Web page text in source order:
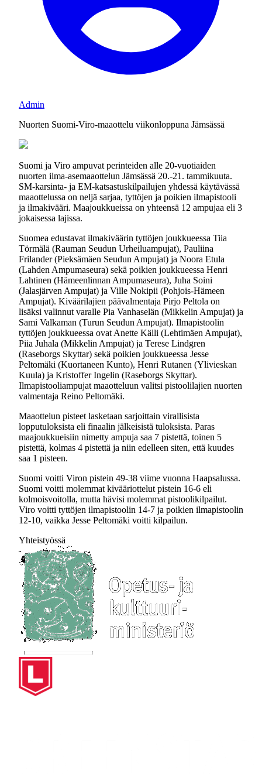
Admin
Nuorten Suomi-Viro-maaottelu viikonloppuna Jämsässä
Suomi ja Viro ampuvat perinteiden alle 20-vuotiaiden
nuorten ilma-asemaaottelun Jämsässä 20.-21. tammikuuta.
SM-karsinta- ja EM-katsastuskilpailujen yhdessä käytävässä
maaottelussa on neljä sarjaa, tyttöjen ja poikien ilmapistooli
ja ilmakivääri. Maajoukkueissa on yhteensä 12 ampujaa eli 3
jokaisessa lajissa.
Suomea edustavat ilmakiväärin tyttöjen joukkueessa Tiia
Törmälä (Rauman Seudun Urheiluampujat), Pauliina
Frilander (Pieksämäen Seudun Ampujat) ja Noora Etula
(Lahden Ampumaseura) sekä poikien joukkueessa Henri
Lahtinen (Hämeenlinnan Ampumaseura), Juha Soini
(Jalasjärven Ampujat) ja Ville Nokipii (Pohjois-Hämeen
Ampujat). Kiväärilajien päävalmentaja Pirjo Peltola on
lisäksi valinnut varalle Pia Vanhaselän (Mikkelin Ampujat) ja
Sami Valkaman (Turun Seudun Ampujat). Ilmapistoolin
tyttöjen joukkueessa ovat Anette Källi (Lehtimäen Ampujat),
Piia Juhala (Mikkelin Ampujat) ja Terese Lindgren
(Raseborgs Skyttar) sekä poikien joukkueessa Jesse
Peltomäki (Kuortaneen Kunto), Henri Rutanen (Ylivieskan
Kuula) ja Kristoffer Ingelin (Raseborgs Skyttar).
Ilmapistooliampujat maaotteluun valitsi pistoolilajien nuorten
valmentaja Reino Peltomäki.
Maaottelun pisteet lasketaan sarjoittain virallisista
lopputuloksista eli finaalin jälkeisistä tuloksista. Paras
maajoukkueisiin nimetty ampuja saa 7 pistettä, toinen 5
pistettä, kolmas 4 pistettä ja niin edelleen siten, että kuudes
saa 1 pisteen.
Suomi voitti Viron pistein 49-38 viime vuonna Haapsalussa.
Suomi voitti molemmat kivääriottelut pistein 16-6 eli
kolmoisvoitolla, mutta hävisi molemmat pistoolikilpailut.
Viro voitti tyttöjen ilmapistoolin 14-7 ja poikien ilmapistoolin
12-10, vaikka Jesse Peltomäki voitti kilpailun.
Yhteistyössä